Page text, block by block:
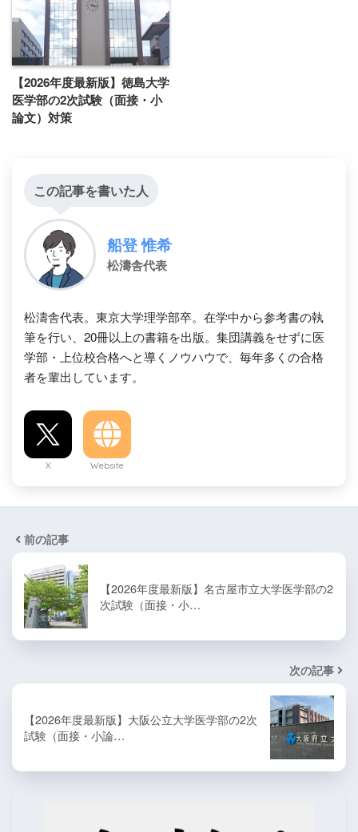
【2026年度最新版】徳島大学
医学部の2次試験（面接・小
論文）対策
この記事を書いた人
船登 惟希
松濤舎代表
松濤舎代表。東京大学理学部卒。在学中から参考書の執
筆を行い、20冊以上の書籍を出版。集団講義をせずに医
学部・上位校合格へと導くノウハウで、毎年多くの合格
者を輩出しています。
X Website
前の記事
【2026年度最新版】名古屋市立大学医学部の2
次試験（面接・小…
次の記事
【2026年度最新版】大阪公立大学医学部の2次
試験（面接・小論…